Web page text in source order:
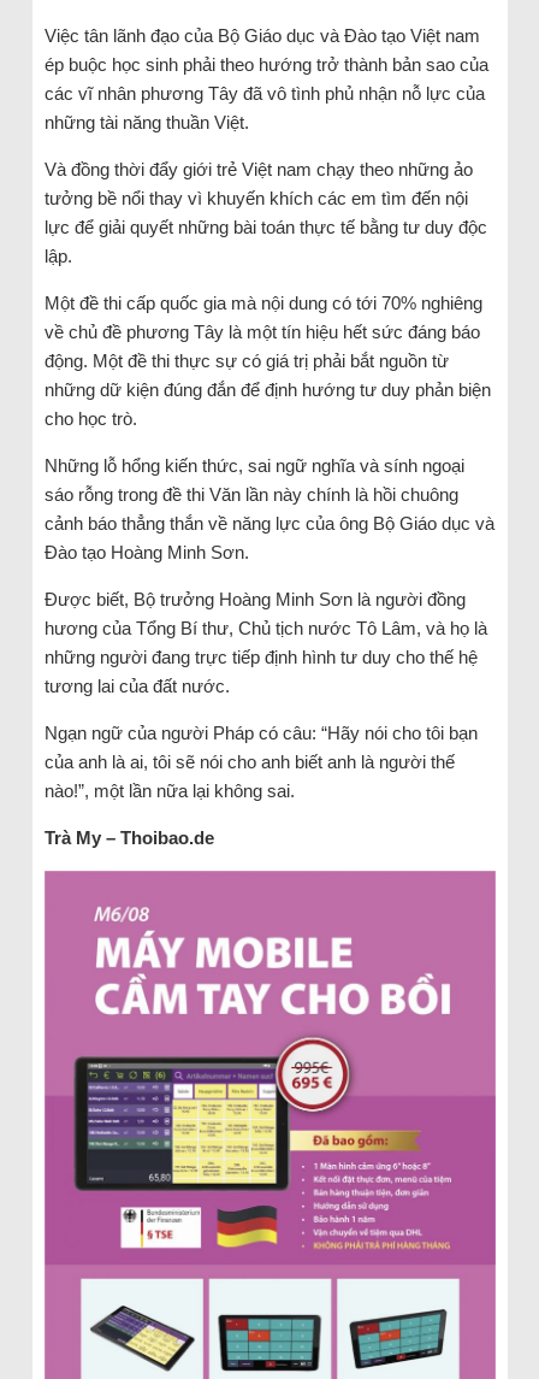
Việc tân lãnh đạo của Bộ Giáo dục và Đào tạo Việt nam
ép buộc học sinh phải theo hướng trở thành bản sao của
các vĩ nhân phương Tây đã vô tình phủ nhận nỗ lực của
những tài năng thuần Việt.
Và đồng thời đẩy giới trẻ Việt nam chạy theo những ảo
tưởng bề nổi thay vì khuyến khích các em tìm đến nội
lực để giải quyết những bài toán thực tế bằng tư duy độc
lập.
Một đề thi cấp quốc gia mà nội dung có tới 70% nghiêng
về chủ đề phương Tây là một tín hiệu hết sức đáng báo
động. Một đề thi thực sự có giá trị phải bắt nguồn từ
những dữ kiện đúng đắn để định hướng tư duy phản biện
cho học trò.
Những lỗ hổng kiến thức, sai ngữ nghĩa và sính ngoại
sáo rỗng trong đề thi Văn lần này chính là hồi chuông
cảnh báo thẳng thắn về năng lực của ông Bộ Giáo dục và
Đào tạo Hoàng Minh Sơn.
Được biết, Bộ trưởng Hoàng Minh Sơn là người đồng
hương của Tổng Bí thư, Chủ tịch nước Tô Lâm, và họ là
những người đang trực tiếp định hình tư duy cho thế hệ
tương lai của đất nước.
Ngạn ngữ của người Pháp có câu: “Hãy nói cho tôi bạn
của anh là ai, tôi sẽ nói cho anh biết anh là người thế
nào!”, một lần nữa lại không sai.
Trà My – Thoibao.de